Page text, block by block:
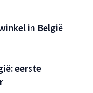
in België
eerste